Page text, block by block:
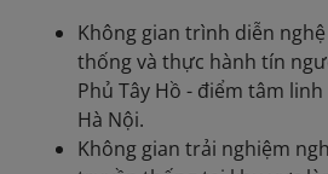
Không gian trình diễn
thống và thực hành tín
Phủ Tây Hồ - điểm tâm
Hà Nội.
Không gian trải nghiệm